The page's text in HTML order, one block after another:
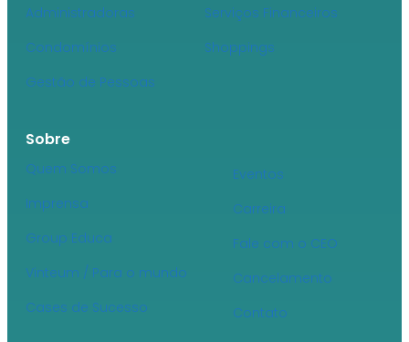
Administradoras
Condomínios
Gestão de Pessoas
Serviços Financeiros
Shoppings
Sobre
Quem Somos
Imprensa
Group Educa
Vinteum / Para o mundo
Cases de Sucesso
Eventos
Carreira
Fale com o CEO
Cancelamento
Contato